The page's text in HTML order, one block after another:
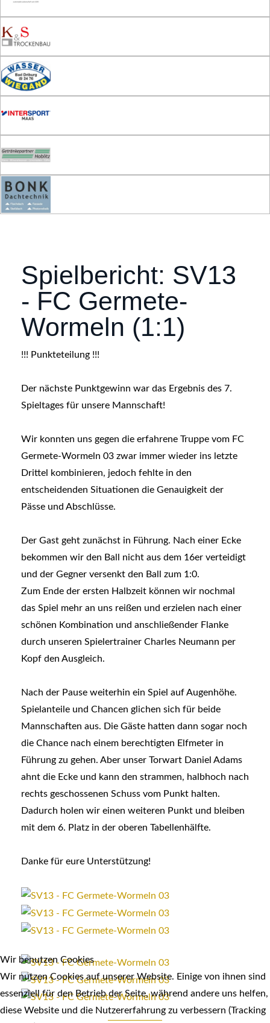
Spielbericht: SV13
- FC Germete-
Wormeln (1:1)
!!! Punkteteilung !!!
Der nächste Punktgewinn war das Ergebnis des 7.
Spieltages für unsere Mannschaft!
Wir konnten uns gegen die erfahrene Truppe vom FC
Germete-Wormeln 03 zwar immer wieder ins letzte
Drittel kombinieren, jedoch fehlte in den
entscheidenden Situationen die Genauigkeit der
Pässe und Abschlüsse.
Der Gast geht zunächst in Führung. Nach einer Ecke
bekommen wir den Ball nicht aus dem 16er verteidigt
und der Gegner versenkt den Ball zum 1:0.
Zum Ende der ersten Halbzeit können wir nochmal
das Spiel mehr an uns reißen und erzielen nach einer
schönen Kombination und anschließender Flanke
durch unseren Spielertrainer Charles Neumann per
Kopf den Ausgleich.
Nach der Pause weiterhin ein Spiel auf Augenhöhe.
Spielanteile und Chancen glichen sich für beide
Mannschaften aus. Die Gäste hatten dann sogar noch
die Chance nach einem berechtigten Elfmeter in
Führung zu gehen. Aber unser Torwart Daniel Adams
ahnt die Ecke und kann den strammen, halbhoch nach
rechts geschossenen Schuss vom Punkt halten.
Dadurch holen wir einen weiteren Punkt und bleiben
mit dem 6. Platz in der oberen Tabellenhälfte.
Danke für eure Unterstützung!
Wir benutzen Cookies
Wir nutzen Cookies auf unserer Website. Einige von ihnen sind
essenziell für den Betrieb der Seite, während andere uns helfen,
diese Website und die Nutzererfahrung zu verbessern (Tracking